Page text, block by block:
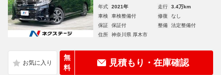
年式 2021年 走行
3.4万km
車検
車検整備付 修復
なし
保証
保証付 整備
法定整備付
住所
神奈川県 厚木市
無
料
見積もり・在庫確認